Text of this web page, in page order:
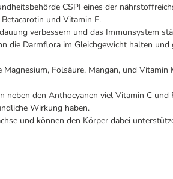
CSPI eines der
und Vitamin E.
verbessern und das Immunsystem
die Darmflora im Gleichgewicht halten
Folsäure, Mangan, und Vitamin
neben den Anthocyanen viel Vitamin C und
Wirkung haben.
und können den Körper dabei